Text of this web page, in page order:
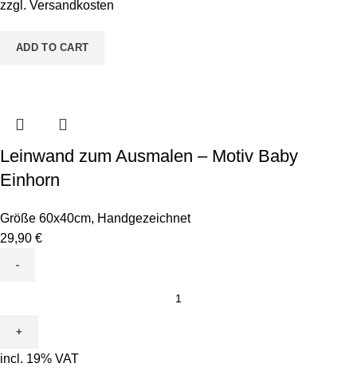
quantity
zzgl. Versandkosten
ADD TO CART
Leinwand zum Ausmalen – Motiv Baby
Einhorn
Größe 60x40cm, Handgezeichnet
29,90 €
Ausmalen
-
incl. 19% VAT